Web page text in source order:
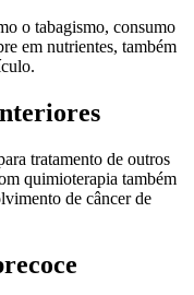
o tabagismo, consumo
em nutrientes, também
tratamento de outros
quimioterapia também
de câncer de